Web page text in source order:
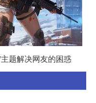
题解决网友的困惑